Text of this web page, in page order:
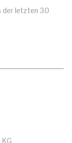
der letzten 30